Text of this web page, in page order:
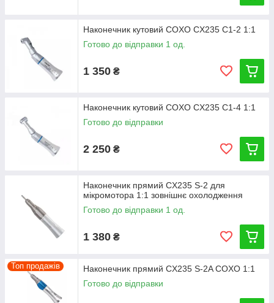
Наконечник кутовий COXO CX235 C1-2 1:1
Готово до відправки 1 од.
1 350 ₴
Наконечник кутовий COXO CX235 C1-4 1:1
Готово до відправки
2 250 ₴
Наконечник прямий CX235 S-2 для
мікромотора 1:1 зовнішнє охолодження
Готово до відправки 1 од.
1 380 ₴
Топ продажів
Наконечник прямий CX235 S-2A COXO 1:1
Готово до відправки